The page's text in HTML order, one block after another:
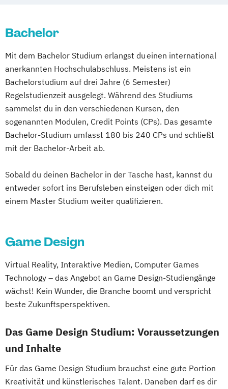
Bachelor
Mit dem Bachelor Studium erlangst du einen international
anerkannten Hochschulabschluss. Meistens ist ein
Bachelorstudium auf drei Jahre (6 Semester)
Regelstudienzeit ausgelegt. Während des Studiums
sammelst du in den verschiedenen Kursen, den
sogenannten Modulen, Credit Points (CPs). Das gesamte
Bachelor-Studium umfasst 180 bis 240 CPs und schließt
mit der Bachelor-Arbeit ab.
Sobald du deinen Bachelor in der Tasche hast, kannst du
entweder sofort ins Berufsleben einsteigen oder dich mit
einem Master Studium weiter qualifizieren.
Game Design
Virtual Reality, Interaktive Medien, Computer Games
Technology – das Angebot an Game Design-Studiengänge
wächst! Kein Wunder, die Branche boomt und verspricht
beste Zukunftsperspektiven.
Das Game Design Studium: Voraussetzungen
und Inhalte
Für das Game Design Studium brauchst eine gute Portion
Kreativität und künstlerisches Talent. Daneben darf es dir